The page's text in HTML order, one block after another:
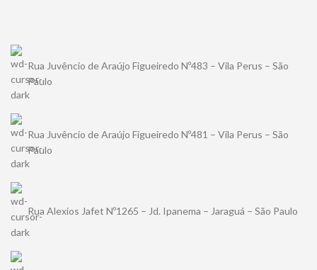
Rua Juvêncio de Araújo Figueiredo Nº483 – Vila Perus – São
Paulo
Rua Juvêncio de Araújo Figueiredo Nº481 – Vila Perus – São
Paulo
Rua Alexios Jafet Nº1265 – Jd. Ipanema – Jaraguá – São Paulo